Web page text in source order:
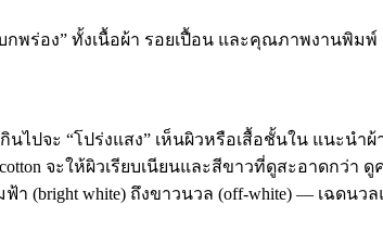
พร่อง” ทั้งเนื้อผ้า รอยเปื้อน และคุณภาพงานพิมพ์
กินไปจะ “โปร่งแสง” เห็นผิวหรือเสื้อชั้นใน แนะน
cotton จะให้ผิวเรียบเนียนและสีขาวที่ดูสะอาดกว่า
(bright white) ถึงขาวนวล (off-white) — เฉดนว